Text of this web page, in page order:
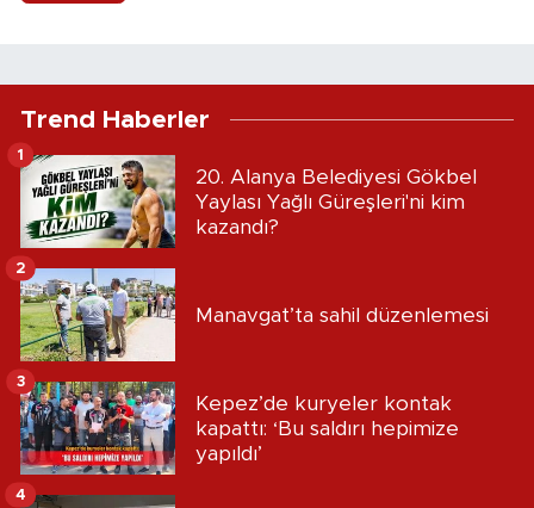
Trend Haberler
20. Alanya Belediyesi Gökbel
Yaylası Yağlı Güreşleri'ni kim
kazandı?
1
Manavgat’ta sahil düzenlemesi
2
Kepez’de kuryeler kontak
kapattı: ‘Bu saldırı hepimize
yapıldı’
3
4